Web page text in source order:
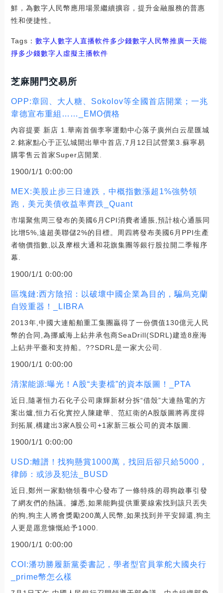
鮮，為數字人民幣應用場景繼續擴容，提升金融服務的普惠
性和便捷性。
Tags： 數字人數字人直播軟件多少錢數字人民幣推廣一天能
掙多少錢數字人虛擬主播軟件
芝麻開門交易所
OPP:章回、大人糖、Sokolov等全國首店開業；一兆
韋德宣布重組……_EMO價格
內容提要 新店 1.華南首個李寧運動中心落子廣州白云星匯城
2.銘家點心于正弘城開出華中首店,7月12日試營業3.蘇寧易
購零售云首家Super店開業.
1900/1/1 0:00:00
MEX:美股止步三日連跌，中概指數漲超1%強勢領
跑，美元美債收益率齊跌_Quant
市場聚焦周三發布的美國6月CPI消費者通脹,預計核心通脹同
比增5%,遠超美聯儲2%的目標。周四將發布美國6月PPI生產
者物價指數,以及摩根大通和花旗集團等銀行股拉開二季報序
幕.
1900/1/1 0:00:00
區塊鏈:西方陰招：以破壞中國企業為目的，騙烏克蘭
自毀重器！_LIBRA
2013年,中國大連船舶重工集團贏得了一份價值130億元人民
幣的合同,為挪威海上鉆井承包商SeaDrill(SDRL)建造8座海
上鉆井平臺和支持船。??SDRL是一家大公司.
1900/1/1 0:00:00
清潔能源:曝光！A股“夫妻檔”的資本版圖！_PTA
近日,隨著恒力石化子公司康輝新材分拆“借殼”大連熱電的方
案出爐,恒力石化實控人陳建華、范紅衛的A股版圖將再度得
到拓展,構建出3家A股公司+1家新三板公司的資本版圖.
1900/1/1 0:00:00
USD:離譜！找狗懸賞1000萬，找回后卻只給5000，
律師：或涉及犯法_BUSD
近日,鄭州一家動物領養中心發布了一條特殊的尋狗啟事引發
了網友們的熱議。據悉,如果能夠提供重要線索找到該只丟失
的狗,狗主人將會獎勵200萬人民幣,如果找到并平安歸還,狗主
人更是愿意慷慨給予1000.
1900/1/1 0:00:00
COI:潘功勝履新黨委書記，學者型官員掌舵大國央行
_prime幣怎么樣